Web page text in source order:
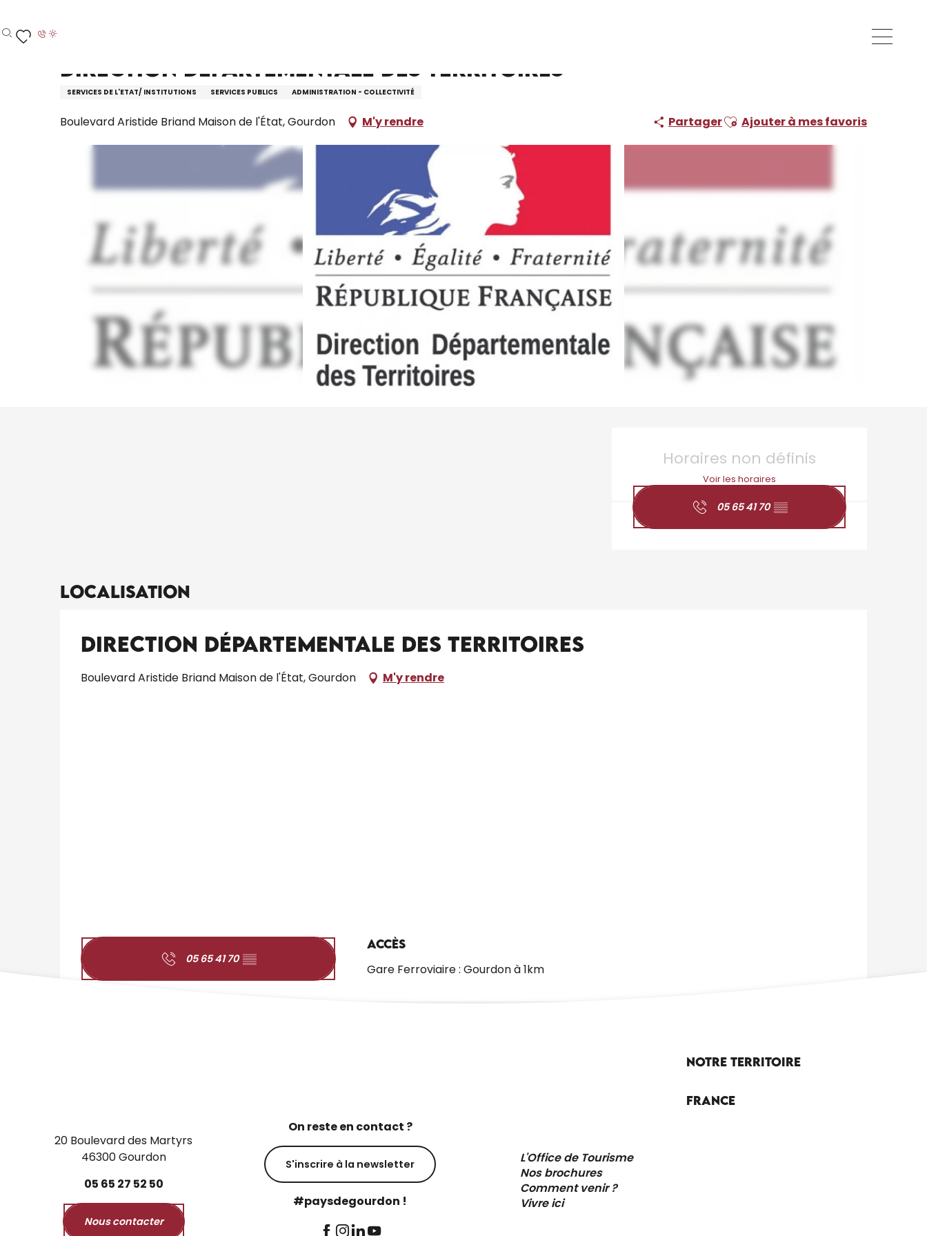
au
contenu
Recherche
Direction Départementale des Territoires
SERVICES DE L'ETAT/ INSTITUTIONS SERVICES PUBLICS ADMINISTRATION - COLLECTIVITÉ
Boulevard Aristide Briand Maison de l'État, Gourdon M'y rendre PartagerAjouter aux favoris
Ajouter à mes favoris
Ouverture et
Horaires non définis
Voir les horaires
05 65 41 70 ▒▒
Localisation
Direction Départementale des Territoires
Boulevard Aristide Briand Maison de l'État, Gourdon M'y rendre
05 65 41 70 ▒▒
Accès
Accès
Gare Ferroviaire : Gourdon à 1km
20 Boulevard des Martyrs
46300 Gourdon
05 65 27 52 50
Nous contacter
On reste en contact ?
S'inscrire à la newsletter
#paysdegourdon !
L'Office de Tourisme
Nos brochures
Comment venir ?
Vivre ici
Notre territoire
France